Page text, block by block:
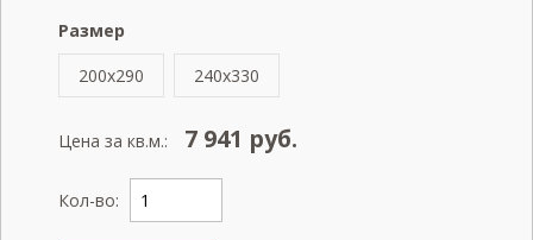
Размер
200x290
240x330
Цена за кв.м.: 7 941 руб.
Кол-во: